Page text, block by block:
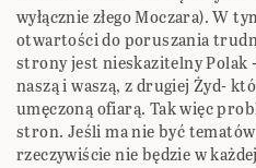
wyłącznie złego Moczara). W
otwartości do poruszania
strony jest nieskazitelny
naszą i waszą, z drugiej Żyd-
umęczoną ofiarą. Tak więc
stron. Jeśli ma nie być
rzeczywiście nie będzie w